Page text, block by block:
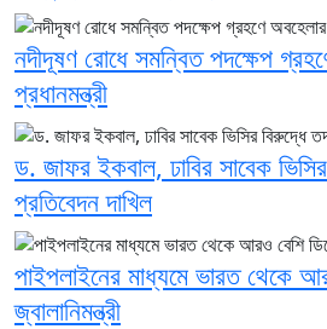
নদীদূষণ রোধে সমন্বিত পদক্ষেপ
প্রধানমন্ত্রী
ড. জাফর ইকবাল, ঢাবির সাবেক
প্রতিবেদন দাখিল
পাইপলাইনের মাধ্যমে ভারত থেকে
জ্বালানিমন্ত্রী